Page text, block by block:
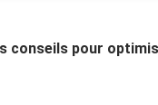
conseils pour